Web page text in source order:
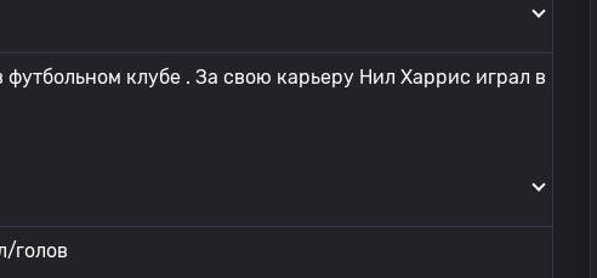
клубе . За свою карьеру Нил Харрис играл в
голов